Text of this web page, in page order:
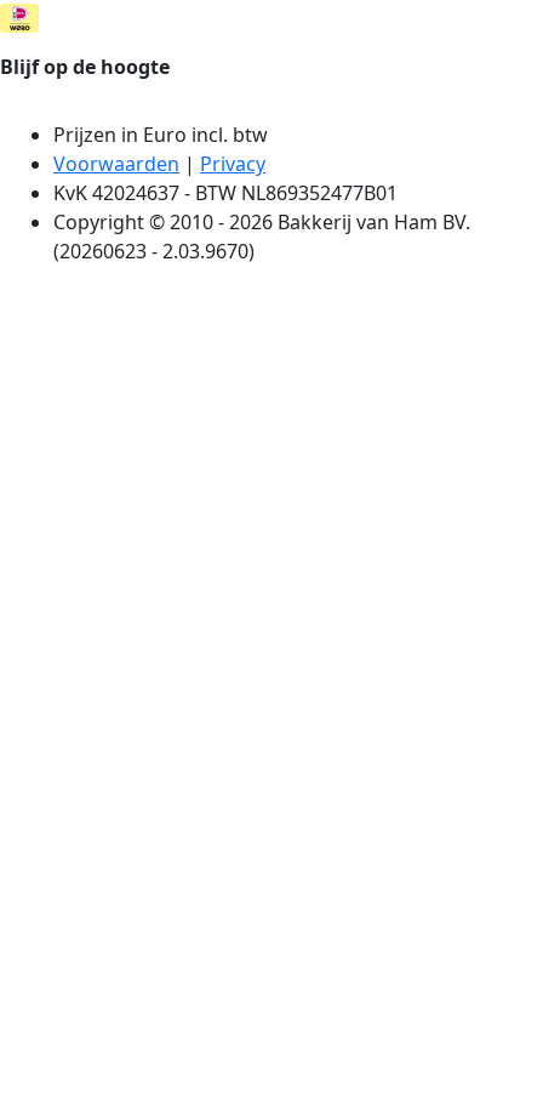
Blijf op de hoogte
Prijzen in Euro incl. btw
Voorwaarden | Privacy
KvK 42024637 - BTW NL869352477B01
Copyright © 2010 - 2026 Bakkerij van Ham BV.
(20260623 - 2.03.9670)